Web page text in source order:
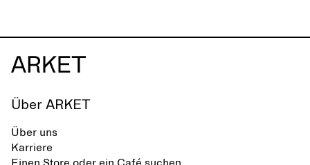
Über ARKET
Über uns
Karriere
Einen Store oder ein Café suchen